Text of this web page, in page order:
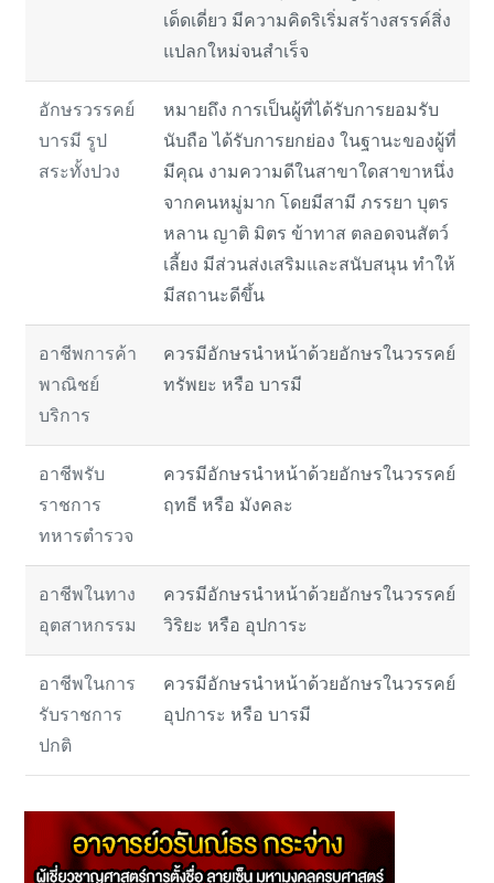
เด็ดเดี่ยว มีความคิดริเริ่มสร้างสรรค์สิ่ง
แปลกใหม่จนสำเร็จ
อักษรวรรคย์
บารมี รูป
สระทั้งปวง
หมายถึง การเป็นผู้ที่ได้รับการยอมรับ
นับถือ ได้รับการยกย่อง ในฐานะของผู้ที่
มีคุณ งามความดีในสาขาใดสาขาหนึ่ง
จากคนหมู่มาก โดยมีสามี ภรรยา บุตร
หลาน ญาติ มิตร ข้าทาส ตลอดจนสัตว์
เลี้ยง มีส่วนส่งเสริมและสนับสนุน ทำให้
มีสถานะดีขึ้น
อาชีพการค้า
พาณิชย์
บริการ
ควรมีอักษรนำหน้าด้วยอักษรในวรรคย์
ทรัพยะ หรือ บารมี
อาชีพรับ
ราชการ
ทหารตำรวจ
ควรมีอักษรนำหน้าด้วยอักษรในวรรคย์
ฤทธี หรือ มังคละ
อาชีพในทาง
อุตสาหกรรม
ควรมีอักษรนำหน้าด้วยอักษรในวรรคย์
วิริยะ หรือ อุปการะ
อาชีพในการ
รับราชการ
ปกติ
ควรมีอักษรนำหน้าด้วยอักษรในวรรคย์
อุปการะ หรือ บารมี